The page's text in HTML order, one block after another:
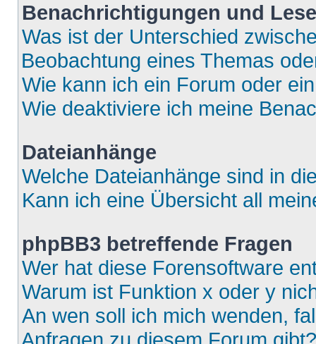
Benachrichtigungen und
Was ist der Unterschied
Beobachtung eines Themas
Wie kann ich ein Forum oder
Wie deaktiviere ich meine
Dateianhänge
Welche Dateianhänge sind in
Kann ich eine Übersicht all
phpBB3 betreffende Fragen
Wer hat diese Forensoftware
Warum ist Funktion x oder y
An wen soll ich mich wenden,